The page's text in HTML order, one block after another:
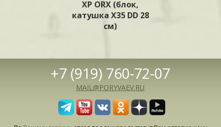
XP ORX (блок,
катушка Х35 DD 28
см)
+7 (919) 760-72-07
MAIL@PORYVAEV.RU